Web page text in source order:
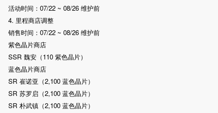
活动时间：07/22 ~ 08/26 维护前
4. 里程商店调整
销售时间：07/22 ~ 08/26 维护前
紫色晶片商店
SSR 魏安（110 紫色晶片）
蓝色晶片商店
SR 崔诺亚（2,100 蓝色晶片）
SR 苏罗启（2,100 蓝色晶片）
SR 朴武镇（2,100 蓝色晶片）